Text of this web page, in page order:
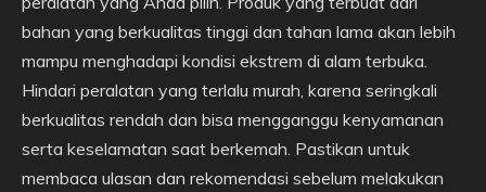
bahan yang berkualitas tinggi dan tahan lama akan lebih
mampu menghadapi kondisi ekstrem di alam terbuka.
Hindari peralatan yang terlalu murah, karena seringkali
berkualitas rendah dan bisa mengganggu kenyamanan
serta keselamatan saat berkemah. Pastikan untuk
membaca ulasan dan rekomendasi sebelum melakukan